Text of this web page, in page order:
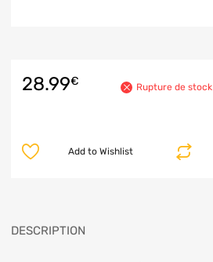
28.99€ Rupture de stock
Add to Wishlist
DESCRIPTION